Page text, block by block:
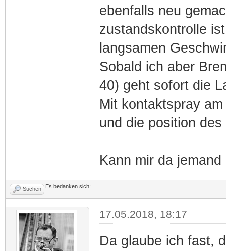
ebenfalls neu
zustandskontrolle
langsamen
Sobald ich aber
40) geht sofort die
Mit kontaktspray
und die position
Kann mir da jemand
Suchen Es bedanken sich:
17.05.2018, 18:17
Da glaube ich fast,